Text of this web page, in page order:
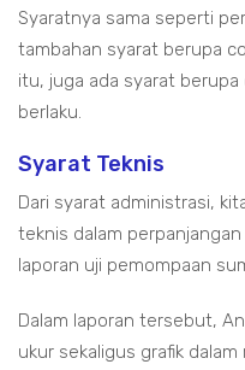
Syaratnya sama seperti
tambahan syarat berupa
itu, juga ada syarat berupa
berlaku.
Syarat Teknis
Dari syarat administrasi,
teknis dalam perpanjangan
laporan uji pemompaan
Dalam laporan tersebut,
ukur sekaligus grafik